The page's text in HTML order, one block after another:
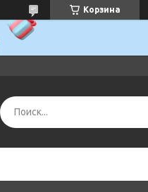
Корзина